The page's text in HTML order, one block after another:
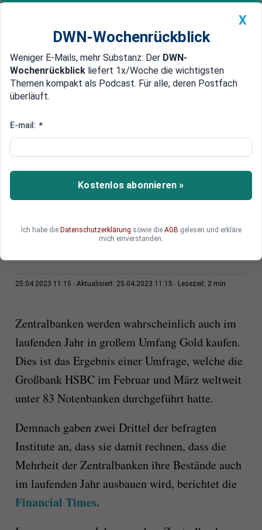
Newsticker MEIN DWN: Geldanlage Premium
Edelmetalle DWN-Magazin China
Gold-Rausch der Zentralbanken
Notenbanken haben im vergangenen Jahr so viel
Gold gekauft wie nie zuvor. Glaubt man Insidern,
wird sich der Trend auch dieses Jahr fortsetzen.
25.04.2023 11:15 Aktualisiert: 25.04.2023 11:15 Lesezeit: 2 min
Zentralbanken werden wahrscheinlich auch im
laufenden Jahr in großem Umfang Gold kaufen.
Dies ist das Ergebnis einer Umfrage, welche die
Großbank HSBC im Februar und März weltweit
unter 83 Notenbanken durchgeführt hatte.
Demnach gaben zwei Drittel der befragten
Institute an, dass sie damit rechnen, dass die
Mehrheit der Zentralbanken ihre Bestände auch
im laufenden Jahr ausbauen wird, berichtet die
Financial Times.
X
DWN-Wochenrückblick
Weniger E-Mails, mehr Substanz: Der DWN-
Wochenrückblick liefert 1x/Woche die wichtigsten
Themen kompakt als Podcast. Für alle, deren Postfach
überläuft.
E-mail: *
Kostenlos abonnieren »
Ich habe die Datenschutzerklärung sowie die AGB gelesen und erkläre
mich einverstanden.